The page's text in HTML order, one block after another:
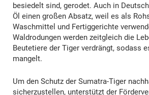
besiedelt sind, gerodet. Auch in
Öl einen großen Absatz, weil es als
Waschmittel und Fertiggerichte
Waldrodungen werden zeitgleich die
Beutetiere der Tiger verdrängt, sodass
mangelt.
Um den Schutz der Sumatra-Tiger
sicherzustellen, unterstützt der